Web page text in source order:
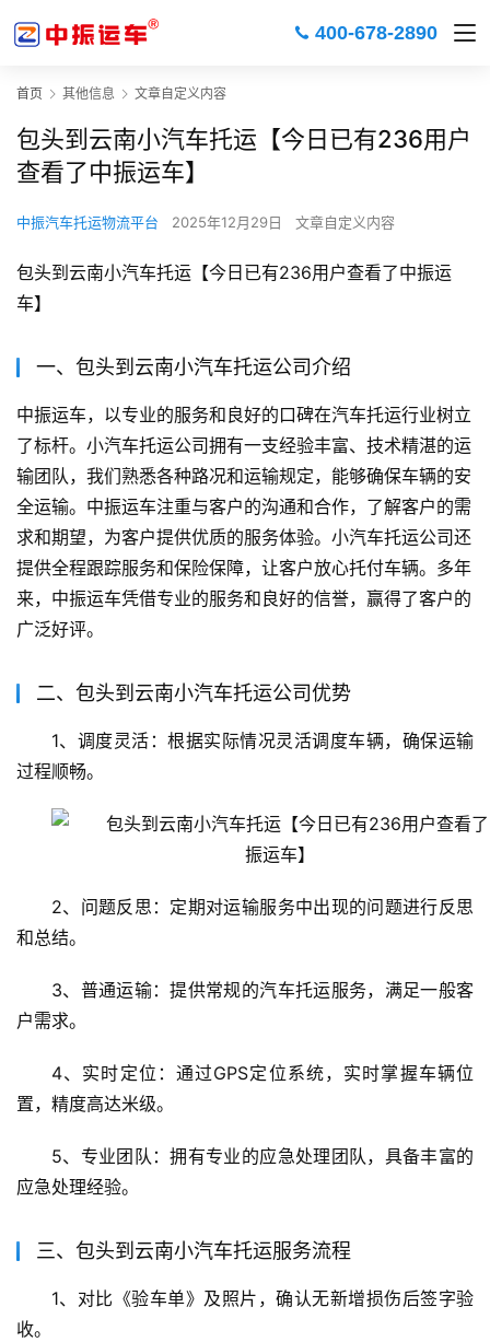
400-678-2890
首页 其他信息 文章自定义内容
包头到云南小汽车托运【今日已有236用户
查看了中振运车】
中振汽车托运物流平台 2025年12月29日 文章自定义内容
包头到云南小汽车托运【今日已有236用户查看了中振运
车】
一、包头到云南小汽车托运公司介绍
中振运车，以专业的服务和良好的口碑在汽车托运行业树立
了标杆。小汽车托运公司拥有一支经验丰富、技术精湛的运
输团队，我们熟悉各种路况和运输规定，能够确保车辆的安
全运输。中振运车注重与客户的沟通和合作，了解客户的需
求和期望，为客户提供优质的服务体验。小汽车托运公司还
提供全程跟踪服务和保险保障，让客户放心托付车辆。多年
来，中振运车凭借专业的服务和良好的信誉，赢得了客户的
广泛好评。
二、包头到云南小汽车托运公司优势
1、调度灵活：根据实际情况灵活调度车辆，确保运输
过程顺畅。
2、问题反思：定期对运输服务中出现的问题进行反思
和总结。
3、普通运输：提供常规的汽车托运服务，满足一般客
户需求。
4、实时定位：通过GPS定位系统，实时掌握车辆位
置，精度高达米级。
5、专业团队：拥有专业的应急处理团队，具备丰富的
应急处理经验。
三、包头到云南小汽车托运服务流程
1、对比《验车单》及照片，确认无新增损伤后签字验
收。